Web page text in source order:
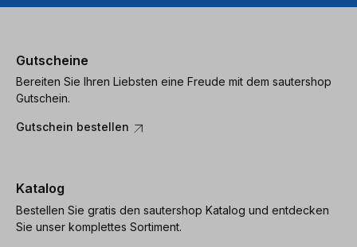
Gutscheine
Bereiten Sie Ihren Liebsten eine Freude mit dem sautershop
Gutschein.
Gutschein bestellen
Katalog
Bestellen Sie gratis den sautershop Katalog und entdecken
Sie unser komplettes Sortiment.